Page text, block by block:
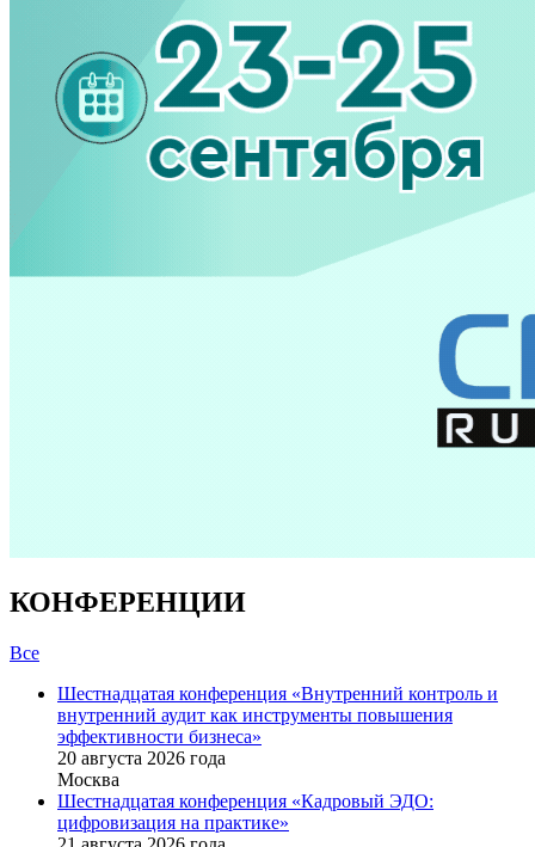
КОНФЕРЕНЦИИ
Все
Шестнадцатая конференция «Внутренний контроль и
внутренний аудит как инструменты повышения
эффективности бизнеса»
20 августа 2026 года
Москва
Шестнадцатая конференция «Кадровый ЭДО:
цифровизация на практике»